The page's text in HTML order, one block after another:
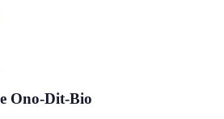
Ono-Dit-Bio